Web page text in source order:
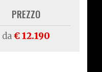
PREZZO
da€ 12.190